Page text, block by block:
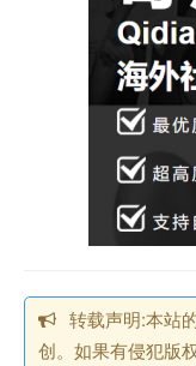
转载声明:本站
创。如果有侵犯版